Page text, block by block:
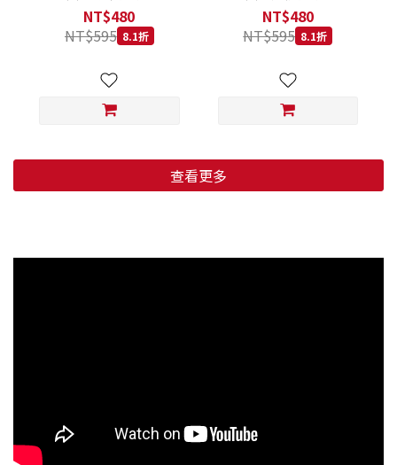
低穀鱈魚甜橙 小顆粒 800G
NT$480
NT$595 8.1折
羊肉藍莓 小顆粒 800G
NT$480
NT$595 8.1折
查看更多